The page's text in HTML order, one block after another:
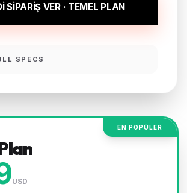
SİPARİŞ VER · TEMEL PLAN
SPECS
EN POPÜLER
USD